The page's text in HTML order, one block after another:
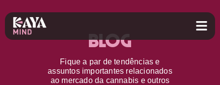
Blog
Fique a par detendências e
assuntos importantes relacionados
ao mercado da cannabis e outros